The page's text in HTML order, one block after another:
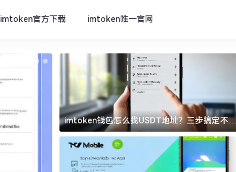
imtoken官方下载 imtoken唯一官网
imtoken钱包怎么找USDT地址？三步搞定不踩
坑